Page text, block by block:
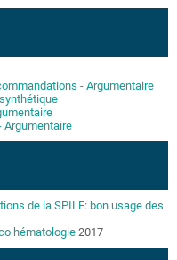
- Argumentaire
Argumentaire
de la SPILF: bon usage des
hématologie 2017